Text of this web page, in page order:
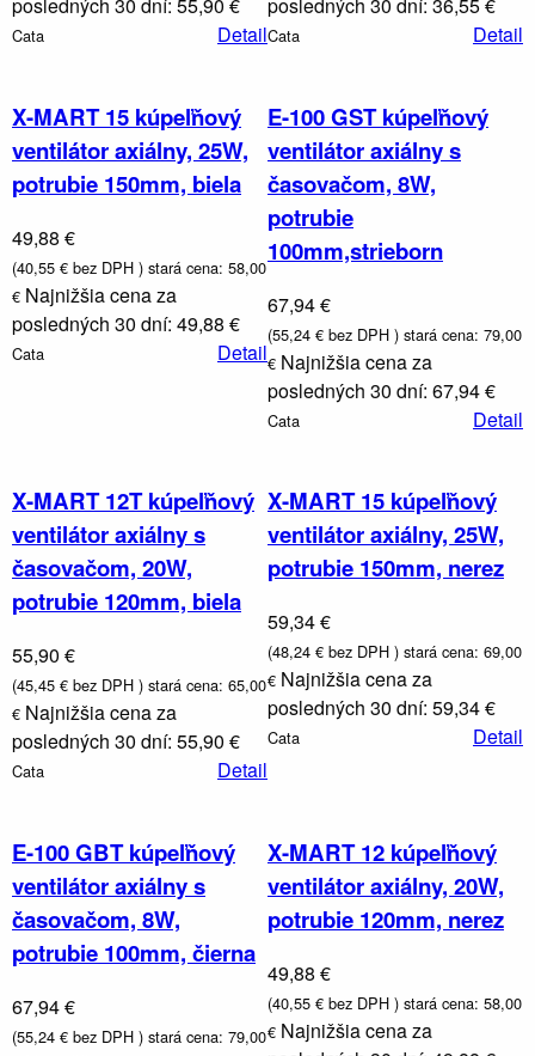
posledných 30 dní: 55,90 €
Cata Detail
posledných 30 dní: 36,55 €
Cata Detail
X-MART 15 kúpeľňový
ventilátor axiálny, 25W,
potrubie 150mm, biela
49,88 €
(40,55 € bez DPH ) stará cena: 58,00
€ Najnižšia cena za
posledných 30 dní: 49,88 €
Cata Detail
E-100 GST kúpeľňový
ventilátor axiálny s
časovačom, 8W,
potrubie
100mm,strieborn
67,94 €
(55,24 € bez DPH ) stará cena: 79,00
€ Najnižšia cena za
posledných 30 dní: 67,94 €
Cata Detail
X-MART 12T kúpeľňový
ventilátor axiálny s
časovačom, 20W,
potrubie 120mm, biela
55,90 €
(45,45 € bez DPH ) stará cena: 65,00
€ Najnižšia cena za
posledných 30 dní: 55,90 €
Cata Detail
X-MART 15 kúpeľňový
ventilátor axiálny, 25W,
potrubie 150mm, nerez
59,34 €
(48,24 € bez DPH ) stará cena: 69,00
€ Najnižšia cena za
posledných 30 dní: 59,34 €
Cata Detail
E-100 GBT kúpeľňový
ventilátor axiálny s
časovačom, 8W,
potrubie 100mm, čierna
67,94 €
(55,24 € bez DPH ) stará cena: 79,00
X-MART 12 kúpeľňový
ventilátor axiálny, 20W,
potrubie 120mm, nerez
49,88 €
(40,55 € bez DPH ) stará cena: 58,00
€ Najnižšia cena za